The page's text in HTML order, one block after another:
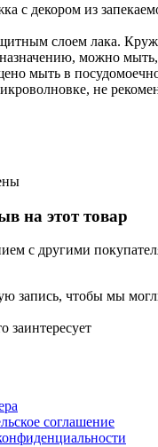
с декором из
слоем лака.
можно
мыть в
не
на этот товар
с другими
запись, чтобы мы
заинтересует
соглашение